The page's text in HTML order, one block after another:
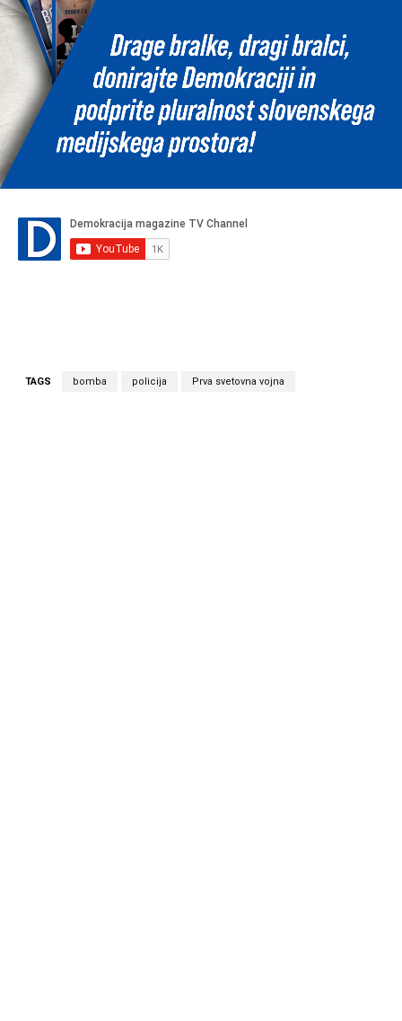
TAGS bomba policija Prva svetovna vojna